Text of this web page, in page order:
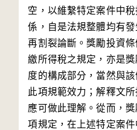
空，以維繫特定案件中
係，自是法規整體均有
再割裂論斷。獎勵投資
繳所得稅之規定，亦是
度的構成部分，當然與
此項規範效力；解釋文
應可做此理解。從而，
項規定，在上述特定案